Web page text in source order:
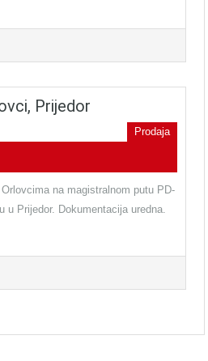
Prijedor
Prodaja
na magistralnom putu PD-
u Prijedor. Dokumentacija uredna.